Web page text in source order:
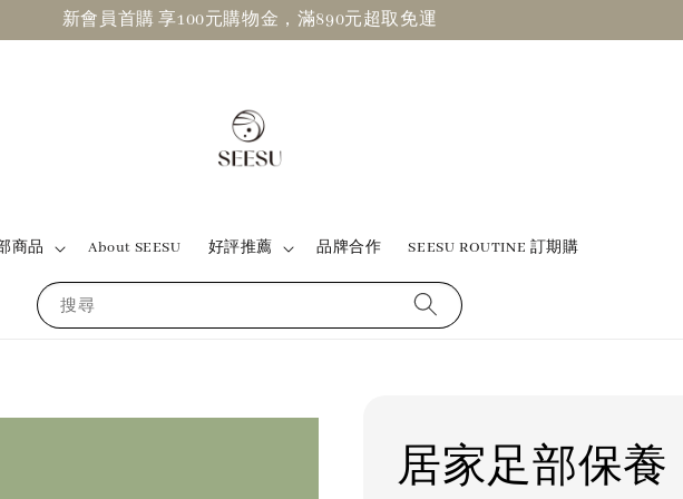
新會員首購 享100元購物金，滿890元超取免運
搜尋
商品 About SEESU 好評推薦 品牌合作 SEESU ROUTINE 訂期購
居家足部保養